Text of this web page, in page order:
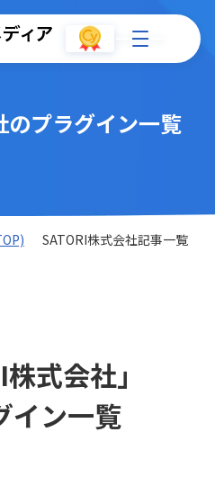
のプラグイン一覧
SATORI株式会社記事一覧
株式会社」
イン一覧